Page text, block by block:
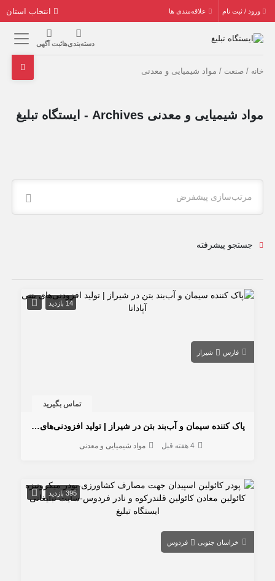
ورود / ثبت نام علاقه‌مندی ها
دسته‌بندی‌هاثبت آگهی
خانه /صنعت / مواد شیمیایی و معدنی
مواد شیمیایی و معدنی Archives - ایستگاه تبلیغ
مرتب‌سازی پیشفرض
جستجو پیشرفته
14 بازدید
فارس شیراز
تماس بگیرید
پاک کننده سیمان و آب‌بند بتن در شیراز | تولید افزودنی‌های بتنی آپادانا
4 هفته قبل مواد شیمیایی و معدنی
395 بازدید
خراسان جنوبی فردوس